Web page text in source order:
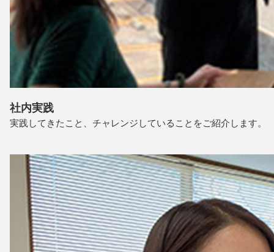
社内実践
実践してきたこと、チャレンジしていることをご紹介します。